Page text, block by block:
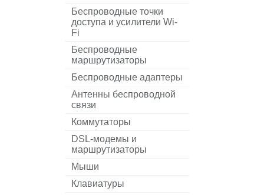
Беспроводные точки
доступа и усилители Wi-
Fi
Беспроводные
маршрутизаторы
Беспроводные адаптеры
Антенны беспроводной
связи
Коммутаторы
DSL-модемы и
маршрутизаторы
Мыши
Клавиатуры